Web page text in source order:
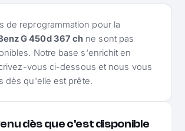
de reprogrammation pour la
G 450d 367 ch ne sont pas
Notre base s'enrichit en
vous ci-dessous et nous vous
dès qu'elle est prête.
dès que c'est disponible